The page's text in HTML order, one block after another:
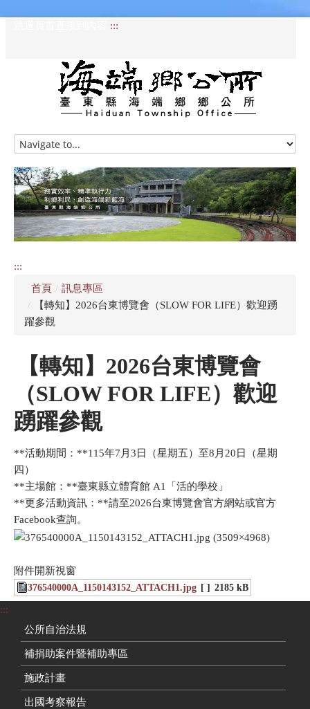
:::
HOME
訊息專區
認識海端
公所介紹
資訊公開專區
:::
首頁 / 訊息專區
/
【轉知】2026台東博覽會（SLOW FOR LIFE）歡迎踴
躍參觀
【轉知】2026台東博覽會
（SLOW FOR LIFE）歡迎
踴躍參觀
**活動期間：**115年7月3日（星期五）至8月20日（星期
四）
**主場館：**臺東縣立體育館 A1「活的學校」
**更多活動資訊：**請至2026台東博覽會官方網站或官方
Facebook查詢。
附件開新視窗
376540000A_1150143152_ATTACH1.jpg [ ] 2185 kB
:::
公所自治法規
補捐助案件暨補助專區
施政計畫
出國考察報告